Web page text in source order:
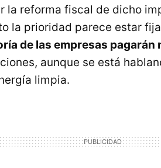
la reforma fiscal de dicho
la prioridad parece estar
de las empresas pagarán
aunque se está
limpia.